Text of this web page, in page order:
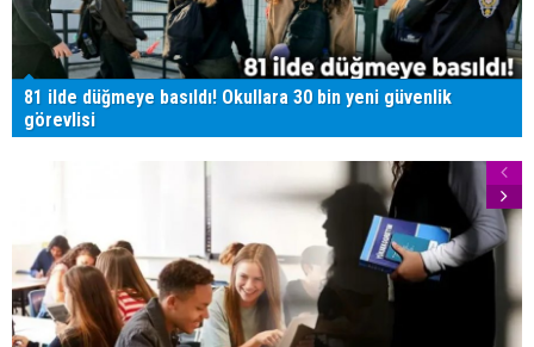
81 ilde düğmeye basıldı! Okullara 30 bin yeni güvenlik
görevlisi